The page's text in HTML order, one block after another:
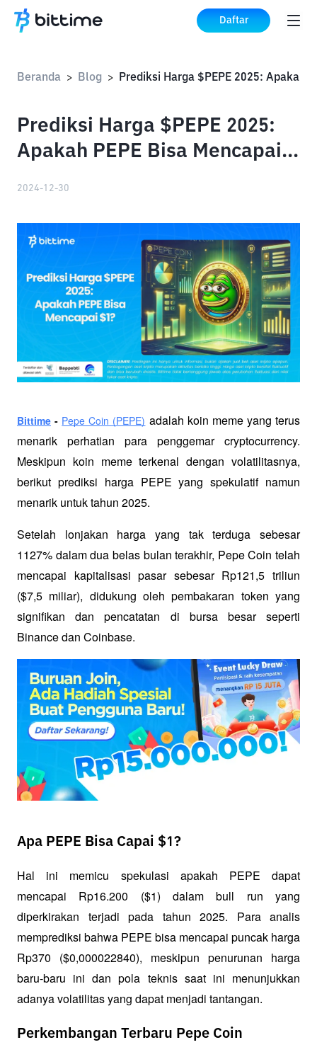
Daftar
Beranda > Blog >
Prediksi Harga $PEPE 2025:
Apakah PEPE Bisa Mencapai
2024-12-30
Bittime - Pepe Coin (PEPE) adalah koin meme yang terus
menarik perhatian para penggemar cryptocurrency.
Meskipun koin meme terkenal dengan volatilitasnya,
berikut prediksi harga PEPE yang spekulatif namun
menarik untuk tahun 2025.
Setelah lonjakan harga yang tak terduga sebesar
1127% dalam dua belas bulan terakhir, Pepe Coin telah
mencapai kapitalisasi pasar sebesar Rp121,5 triliun
($7,5 miliar), didukung oleh pembakaran token yang
signifikan dan pencatatan di bursa besar seperti
Binance dan Coinbase.
Apa PEPE Bisa Capai $1?
Hal ini memicu spekulasi apakah PEPE dapat
mencapai Rp16.200 ($1) dalam bull run yang
diperkirakan terjadi pada tahun 2025. Para analis
memprediksi bahwa PEPE bisa mencapai puncak harga
Rp370 ($0,000022840), meskipun penurunan harga
baru-baru ini dan pola teknis saat ini menunjukkan
adanya volatilitas yang dapat menjadi tantangan.
Perkembangan Terbaru Pepe Coin